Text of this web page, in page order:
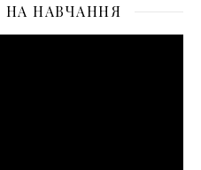
НАВЧАННЯ